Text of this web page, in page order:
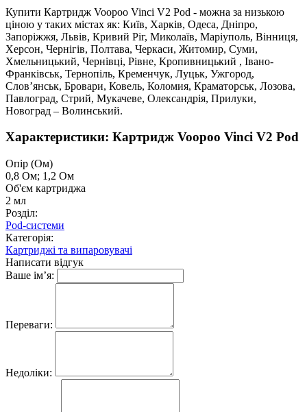
Купити Картридж Voopoo Vinci V2 Pod - можна за низькою
ціною у таких містах як: Київ, Харків, Одеса, Дніпро,
Запоріжжя, Львів, Кривий Ріг, Миколаїв, Маріуполь, Вінниця,
Херсон, Чернігів, Полтава, Черкаси, Житомир, Суми,
Хмельницький, Чернівці, Рівне, Кропивницький , Івано-
Франківськ, Тернопіль, Кременчук, Луцьк, Ужгород,
Слов’янськ, Бровари, Ковель, Коломия, Краматорськ, Лозова,
Павлоград, Стрий, Мукачеве, Олександрія, Прилуки,
Новоград – Волинський.
Характеристики: Картридж Voopoo Vinci V2 Pod
Опір (Ом)
0,8 Ом; 1,2 Ом
Об'єм картриджа
2 мл
Розділ:
Pod-системи
Категорія:
Картриджі та випаровувачі
Написати відгук
Ваше ім’я:
Переваги:
Недоліки: